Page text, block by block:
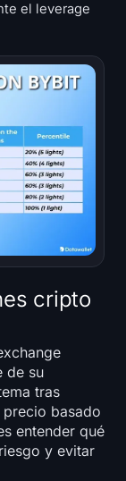
el leverage
cripto
de su
tras
basado
entender qué
y evitar